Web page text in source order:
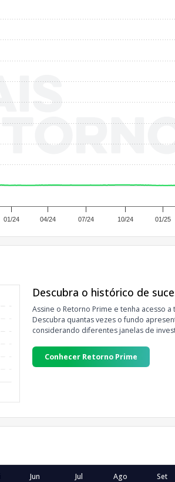
01/24 04/24 07/24 10/24 01/25
Descubra o histórico de
Assine o Retorno Prime e tenha acesso
Descubra quantas vezes o fundo
considerando diferentes janelas de
Conhecer Retorno Prime
Jun Jul Ago Set